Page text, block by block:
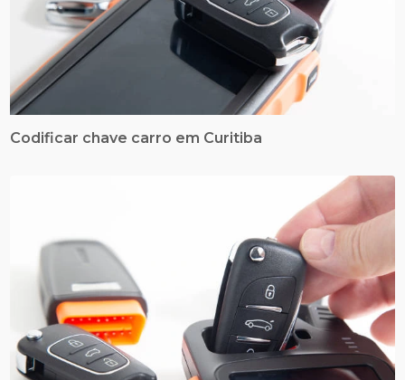
Codificar chave carro em Curitiba